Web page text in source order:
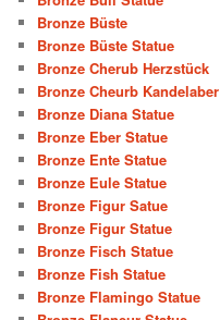
Bronze Büste
Bronze Büste Statue
Bronze Cherub Herzstück
Bronze Cheurb Kandelaber
Bronze Diana Statue
Bronze Eber Statue
Bronze Ente Statue
Bronze Eule Statue
Bronze Figur Satue
Bronze Figur Statue
Bronze Fisch Statue
Bronze Fish Statue
Bronze Flamingo Statue